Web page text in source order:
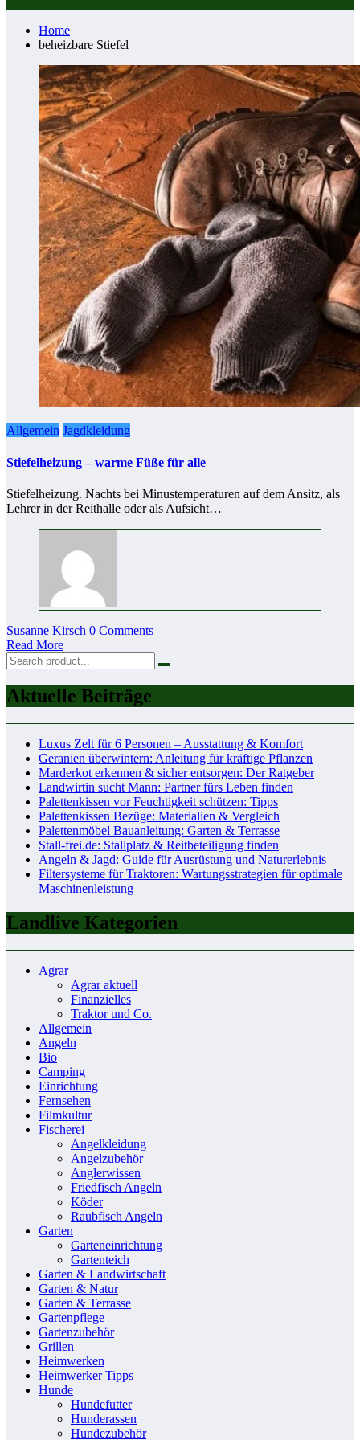
Home
beheizbare Stiefel
Allgemein Jagdkleidung
Stiefelheizung – warme Füße für alle
Stiefelheizung. Nachts bei Minustemperaturen auf dem Ansitz, als
Lehrer in der Reithalle oder als Aufsicht…
Susanne Kirsch 0 Comments
Read More
Aktuelle Beiträge
Luxus Zelt für 6 Personen – Ausstattung & Komfort
Geranien überwintern: Anleitung für kräftige Pflanzen
Marderkot erkennen & sicher entsorgen: Der Ratgeber
Landwirtin sucht Mann: Partner fürs Leben finden
Palettenkissen vor Feuchtigkeit schützen: Tipps
Palettenkissen Bezüge: Materialien & Vergleich
Palettenmöbel Bauanleitung: Garten & Terrasse
Stall-frei.de: Stallplatz & Reitbeteiligung finden
Angeln & Jagd: Guide für Ausrüstung und Naturerlebnis
Filtersysteme für Traktoren: Wartungsstrategien für optimale
Maschinenleistung
Landlive Kategorien
Agrar
Agrar aktuell
Finanzielles
Traktor und Co.
Allgemein
Angeln
Bio
Camping
Einrichtung
Fernsehen
Filmkultur
Fischerei
Angelkleidung
Angelzubehör
Anglerwissen
Friedfisch Angeln
Köder
Raubfisch Angeln
Garten
Garteneinrichtung
Gartenteich
Garten & Landwirtschaft
Garten & Natur
Garten & Terrasse
Gartenpflege
Gartenzubehör
Grillen
Heimwerken
Heimwerker Tipps
Hunde
Hundefutter
Hunderassen
Hundezubehör